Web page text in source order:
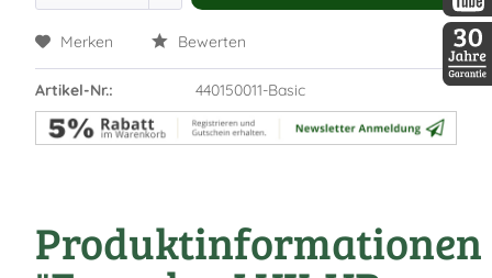
Merken Bewerten
Artikel-Nr.: 440150011-Basic
Produktinformationen